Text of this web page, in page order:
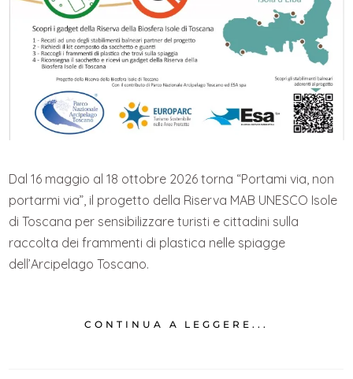
Dal 16 maggio al 18 ottobre 2026 torna “Portami via, non
portarmi via”, il progetto della Riserva MAB UNESCO Isole
di Toscana per sensibilizzare turisti e cittadini sulla
raccolta dei frammenti di plastica nelle spiagge
dell’Arcipelago Toscano.
CONTINUA A LEGGERE...